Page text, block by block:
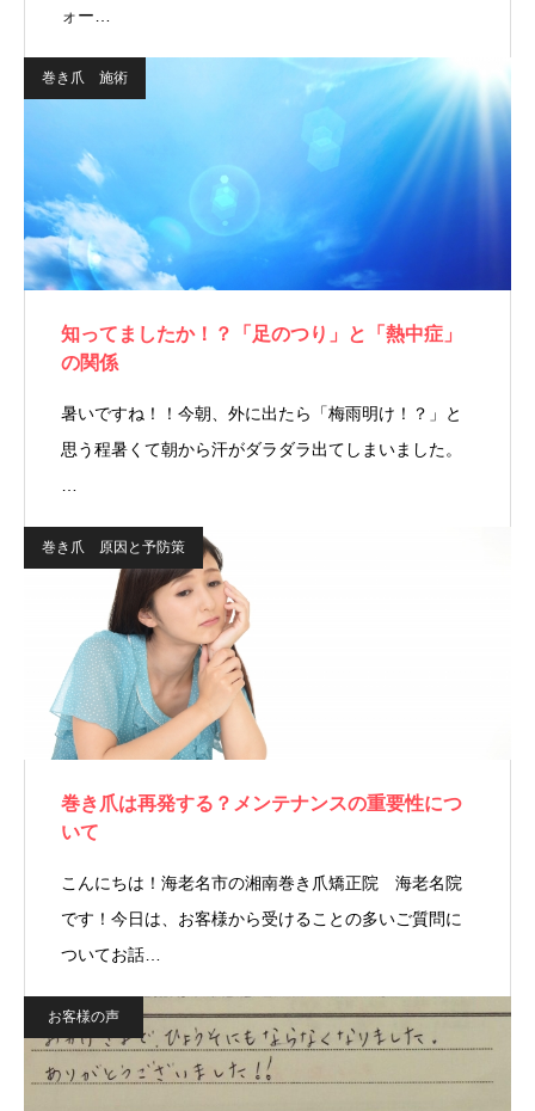
ォー…
巻き爪 施術
知ってましたか！？「足のつり」と「熱中症」
の関係
暑いですね！！今朝、外に出たら「梅雨明け！？」と
思う程暑くて朝から汗がダラダラ出てしまいました。
巻き爪 原因と予防策
巻き爪は再発する？メンテナンスの重要性につ
いて
こんにちは！海老名市の湘南巻き爪矯正院 海老名院
です！今日は、お客様から受けることの多いご質問に
ついてお話…
お客様の声